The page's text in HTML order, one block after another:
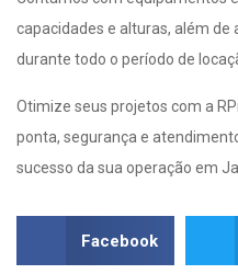
capacidades e alturas, além
durante todo o período de
Otimize seus projetos com a
ponta, segurança e
sucesso da sua operação em
Facebook